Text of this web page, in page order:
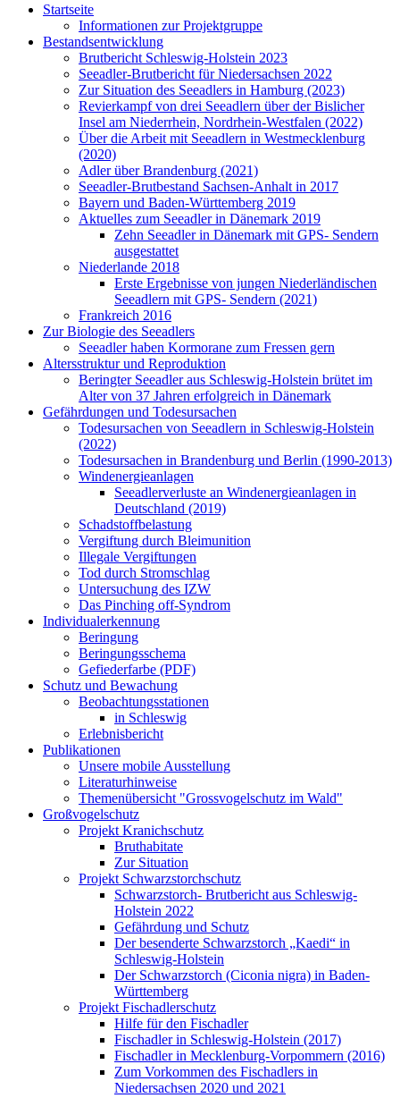
Startseite
Informationen zur Projektgruppe
Bestandsentwicklung
Brutbericht Schleswig-Holstein 2023
Seeadler-Brutbericht für Niedersachsen 2022
Zur Situation des Seeadlers in Hamburg (2023)
Revierkampf von drei Seeadlern über der Bislicher
Insel am Niederrhein, Nordrhein-Westfalen (2022)
Über die Arbeit mit Seeadlern in Westmecklenburg
(2020)
Adler über Brandenburg (2021)
Seeadler-Brutbestand Sachsen-Anhalt in 2017
Bayern und Baden-Württemberg 2019
Aktuelles zum Seeadler in Dänemark 2019
Zehn Seeadler in Dänemark mit GPS- Sendern
ausgestattet
Niederlande 2018
Erste Ergebnisse von jungen Niederländischen
Seeadlern mit GPS- Sendern (2021)
Frankreich 2016
Zur Biologie des Seeadlers
Seeadler haben Kormorane zum Fressen gern
Altersstruktur und Reproduktion
Beringter Seeadler aus Schleswig-Holstein brütet im
Alter von 37 Jahren erfolgreich in Dänemark
Gefährdungen und Todesursachen
Todesursachen von Seeadlern in Schleswig-Holstein
(2022)
Todesursachen in Brandenburg und Berlin (1990-2013)
Windenergieanlagen
Seeadlerverluste an Windenergieanlagen in
Deutschland (2019)
Schadstoffbelastung
Vergiftung durch Bleimunition
Illegale Vergiftungen
Tod durch Stromschlag
Untersuchung des IZW
Das Pinching off-Syndrom
Individualerkennung
Beringung
Beringungsschema
Gefiederfarbe (PDF)
Schutz und Bewachung
Beobachtungsstationen
in Schleswig
Erlebnisbericht
Publikationen
Unsere mobile Ausstellung
Literaturhinweise
Themenübersicht "Grossvogelschutz im Wald"
Großvogelschutz
Projekt Kranichschutz
Bruthabitate
Zur Situation
Projekt Schwarzstorchschutz
Schwarzstorch- Brutbericht aus Schleswig-
Holstein 2022
Gefährdung und Schutz
Der besenderte Schwarzstorch „Kaedi“ in
Schleswig-Holstein
Der Schwarzstorch (Ciconia nigra) in Baden-
Württemberg
Projekt Fischadlerschutz
Hilfe für den Fischadler
Fischadler in Schleswig-Holstein (2017)
Fischadler in Mecklenburg-Vorpommern (2016)
Zum Vorkommen des Fischadlers in
Niedersachsen 2020 und 2021